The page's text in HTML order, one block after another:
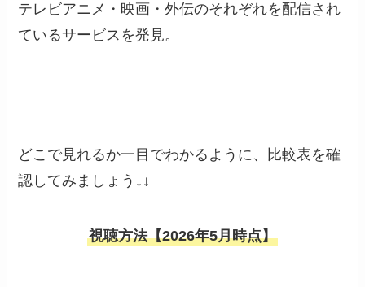
テレビアニメ・映画・外伝のそれぞれを配信され
ているサービスを発見。
どこで見れるか一目でわかるように、比較表を確
認してみましょう↓↓
視聴方法【2026年5月時点】